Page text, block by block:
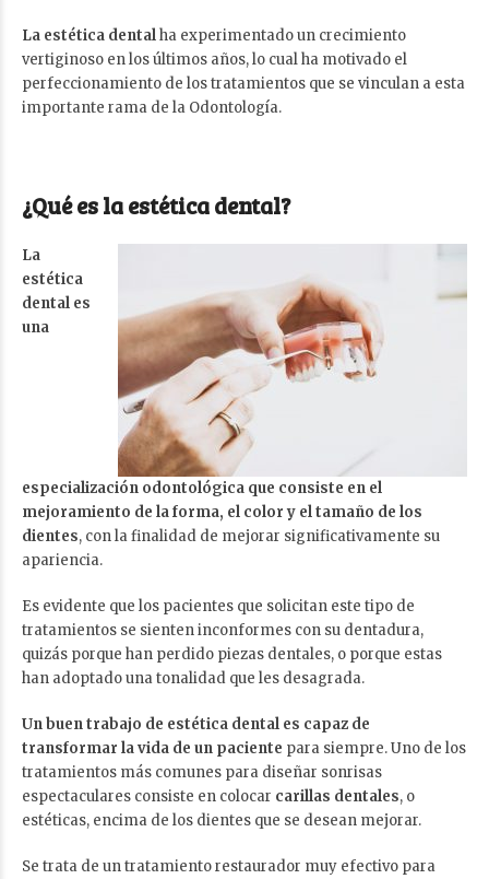
La estética dentalha experimentado un crecimiento
vertiginoso en los últimos años, lo cual ha motivado el
perfeccionamiento de los tratamientos que se vinculan a esta
importante rama de la Odontología.
¿Qué es la estética dental?
La
estética
dental es
una
especialización odontológica que consiste en el
mejoramiento de la forma, el color y el tamaño de los
dientes, con la finalidad de mejorar significativamente su
apariencia.
Es evidente que los pacientes que solicitan este tipo de
tratamientos se sienten inconformes con su dentadura,
quizás porque han perdido piezas dentales, o porque estas
han adoptado una tonalidad que les desagrada.
Un buen trabajo de estética dental es capaz de
transformar la vida de un paciente para siempre. Uno de los
tratamientos más comunes para diseñar sonrisas
espectaculares consiste en colocar carillas dentales, o
estéticas, encima de los dientes que se desean mejorar.
Se trata de un tratamiento restaurador muy efectivo para